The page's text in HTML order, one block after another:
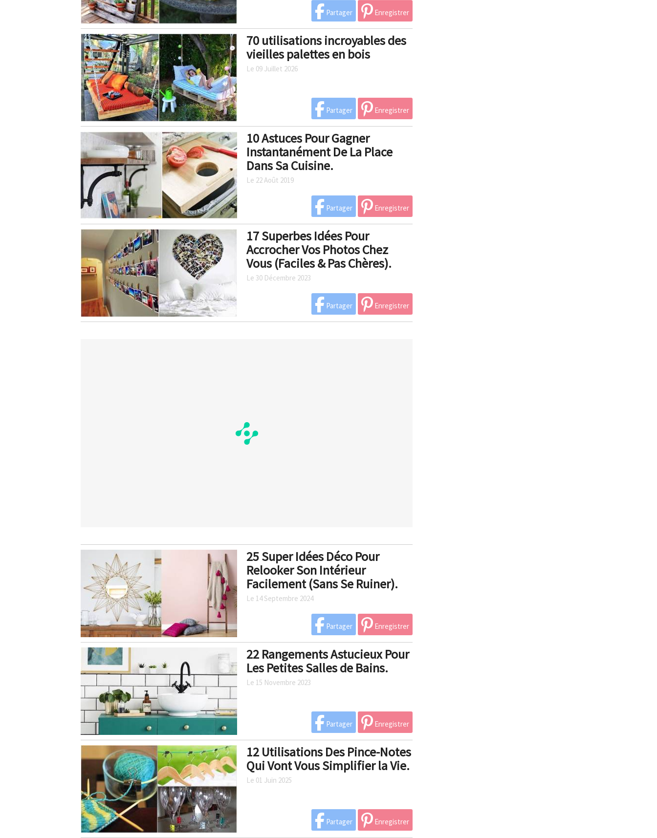
Partager Enregistrer
70 utilisations incroyables des
vieilles palettes en bois
Le 09 Juillet 2026
Partager Enregistrer
10 Astuces Pour Gagner
Instantanément De La Place
Dans Sa Cuisine.
Le 22 Août 2019
Partager Enregistrer
17 Superbes Idées Pour
Accrocher Vos Photos Chez
Vous (Faciles & Pas Chères).
Le 30 Décembre 2023
Partager Enregistrer
25 Super Idées Déco Pour
Relooker Son Intérieur
Facilement (Sans Se Ruiner).
Le 14 Septembre 2024
Partager Enregistrer
22 Rangements Astucieux Pour
Les Petites Salles de Bains.
Le 15 Novembre 2023
Partager Enregistrer
12 Utilisations Des Pince-Notes
Qui Vont Vous Simplifier la Vie.
Le 01 Juin 2025
Partager Enregistrer